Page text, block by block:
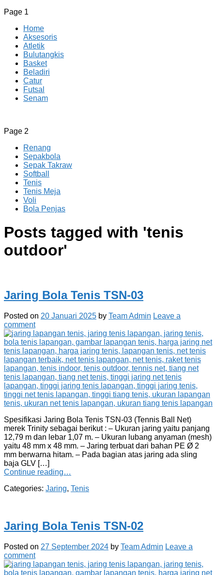
Page 1
Home
Aksesoris
Atletik
Bulutangkis
Basket
Beladiri
Catur
Futsal
Senam
CV JAYA BERSAMA Co Id
Menyediakan Semua Perlengkapan Olahraga Yang
Page 2
Renang
Sepakbola
Sepak Takraw
Softball
Tenis
Tenis Meja
Voli
Bola Penjas
Posts tagged with 'tenis
outdoor'
Jaring Bola Tenis TSN-03
Posted on 20 Januari 2025 by Team Admin Leave a
comment
Spesifikasi Jaring Bola Tenis TSN-03 (Tennis Ball Net)
merek Trinity sebagai berikut : – Ukuran jaring yaitu panjang
12,79 m dan lebar 1,07 m. – Ukuran lubang anyaman (mesh)
yaitu 48 mm x 48 mm. – Jaring terbuat dari bahan PE Ø 2
mm berwarna hitam. – Pada bagian atas jaring ada sling
baja GLV […]
Continue reading…
Categories: Jaring, Tenis
Jaring Bola Tenis TSN-02
Posted on 27 September 2024 by Team Admin Leave a
comment